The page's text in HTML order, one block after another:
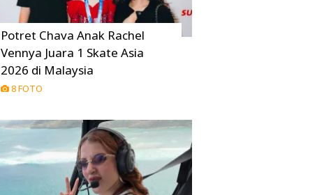
Potret Chava Anak Rachel
Vennya Juara 1 Skate Asia
2026 di Malaysia
8 FOTO